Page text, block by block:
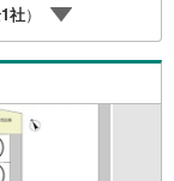
1社）